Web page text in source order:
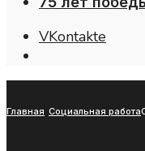
VKontakte
Главная Социальная работа